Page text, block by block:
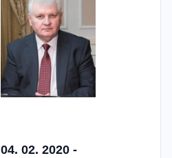
04. 02. 2020 -